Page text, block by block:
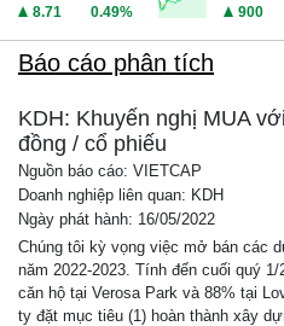
8.71
0.49%
900
Báo cáo phân tích
KDH: Khuyến nghị MUA
đồng / cổ phiếu
Nguồn báo cáo: VIETCAP
Doanh nghiệp liên quan: KDH
Ngày phát hành: 16/05/2022
Chúng tôi kỳ vọng việc mở bán các
năm 2022-2023. Tính đến cuối quý
căn hộ tại Verosa Park và 88% tại
ty đặt mục tiêu (1) hoàn thành xây